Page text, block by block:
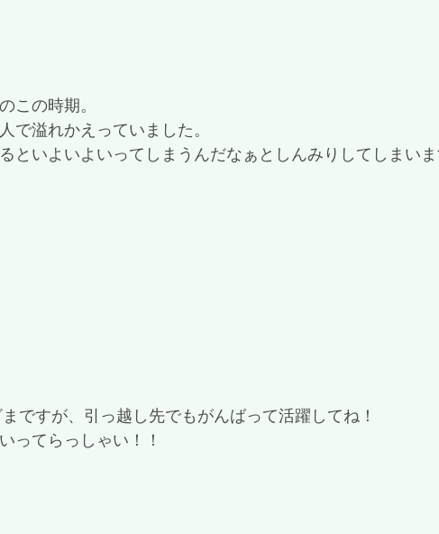
この時期。
で溢れかえっていました。
といよいよいってしまうんだなぁとしんみりしてしまい
ですが、引っ越し先でもがんばって活躍してね！
ってらっしゃい！！